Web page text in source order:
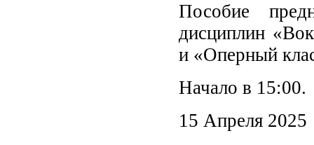
Пособие
дисциплин
и «Оперный
Начало в 15:00.
15 Апреля 2025